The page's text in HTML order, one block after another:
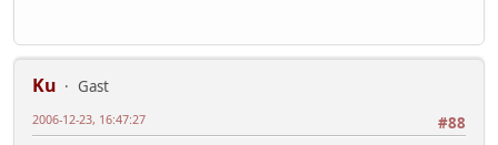
Ku
Gast
#88
2006-12-23, 16:47:27